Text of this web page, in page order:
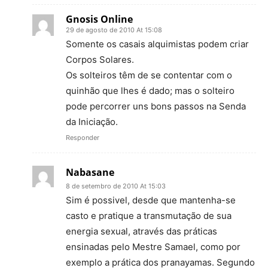
Gnosis Online
29 de agosto de 2010 At 15:08
Somente os casais alquimistas podem criar
Corpos Solares.
Os solteiros têm de se contentar com o
quinhão que lhes é dado; mas o solteiro
pode percorrer uns bons passos na Senda
da Iniciação.
Responder
Nabasane
8 de setembro de 2010 At 15:03
Sim é possivel, desde que mantenha-se
casto e pratique a transmutação de sua
energia sexual, através das práticas
ensinadas pelo Mestre Samael, como por
exemplo a prática dos pranayamas. Segundo